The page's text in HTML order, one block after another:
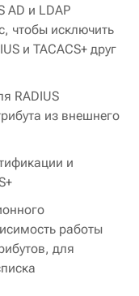
AD и LDAP
чтобы исключить
и TACACS+ друг
RADIUS
из внешнего
и
работы
для